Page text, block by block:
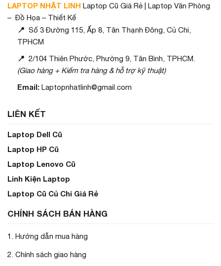
LAPTOP NHẬT LINH Laptop Cũ Giá Rẻ | Laptop Văn Phòng
– Đồ Họa – Thiết Kế
📍 Số 3 Đường 115, Ấp 8, Tân Thạnh Đông, Củ Chi,
TPHCM
📍 2/104 Thiên Phước, Phường 9, Tân Bình, TPHCM.
(Giao hàng + Kiểm tra hàng & hỗ trợ kỹ thuật)
Email:Laptopnhatlinh@gmail.com
LIÊN KẾT
Laptop Dell Cũ
Laptop HP Cũ
Laptop Lenovo Cũ
Linh Kiện Laptop
Laptop Cũ Củ Chi Giá Rẻ
CHÍNH SÁCH BÁN HÀNG
1. Hướng dẫn mua hàng
2. Chính sách giao hàng